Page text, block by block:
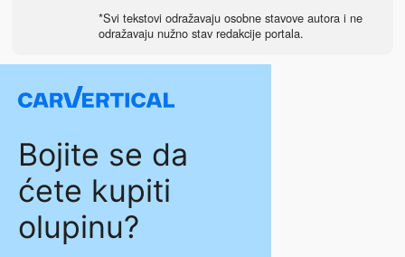
*Svi tekstovi odražavaju osobne stavove autora i ne
odražavaju nužno stav redakcije portala.